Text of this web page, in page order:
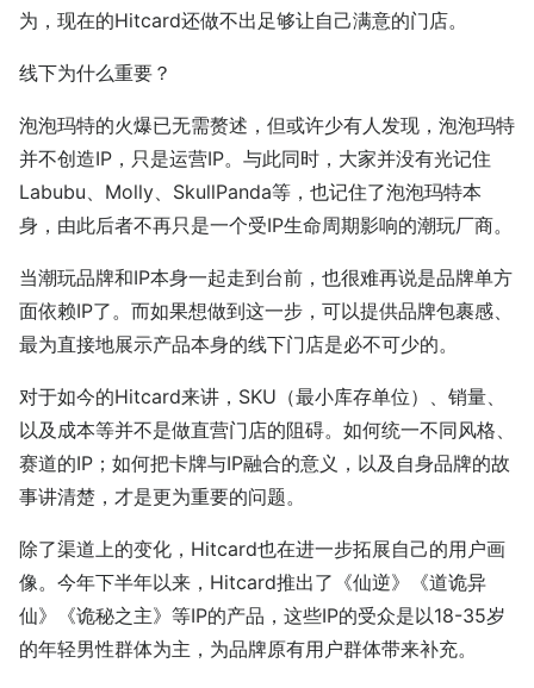
为，现在的Hitcard还做不出足够让自己满意的门店。
线下为什么重要？
泡泡玛特的火爆已无需赘述，但或许少有人发现，泡泡玛特
并不创造IP，只是运营IP。与此同时，大家并没有光记住
Labubu、Molly、SkullPanda等，也记住了泡泡玛特本
身，由此后者不再只是一个受IP生命周期影响的潮玩厂商。
当潮玩品牌和IP本身一起走到台前，也很难再说是品牌单方
面依赖IP了。而如果想做到这一步，可以提供品牌包裹感、
最为直接地展示产品本身的线下门店是必不可少的。
对于如今的Hitcard来讲，SKU（最小库存单位）、销量、
以及成本等并不是做直营门店的阻碍。如何统一不同风格、
赛道的IP；如何把卡牌与IP融合的意义，以及自身品牌的故
事讲清楚，才是更为重要的问题。
除了渠道上的变化，Hitcard也在进一步拓展自己的用户画
像。今年下半年以来，Hitcard推出了《仙逆》《道诡异
仙》《诡秘之主》等IP的产品，这些IP的受众是以18-35岁
的年轻男性群体为主，为品牌原有用户群体带来补充。